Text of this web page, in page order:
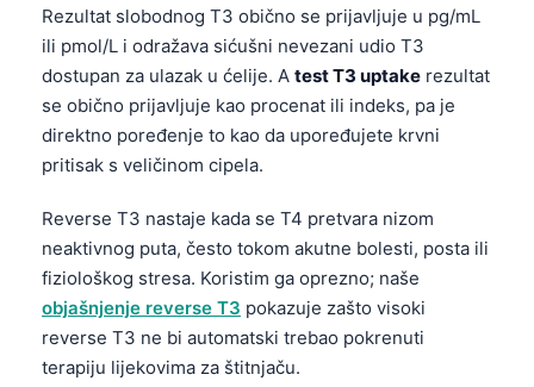
Rezultat slobodnog T3 obično se prijavljuje u pg/mL
ili pmol/L i odražava sićušni nevezani udio T3
dostupan za ulazak u ćelije. A test T3 uptake rezultat
se obično prijavljuje kao procenat ili indeks, pa je
direktno poređenje to kao da upoređujete krvni
pritisak s veličinom cipela.
Reverse T3 nastaje kada se T4 pretvara nizom
neaktivnog puta, često tokom akutne bolesti, posta ili
fiziološkog stresa. Koristim ga oprezno; naše
objašnjenje reverse T3 pokazuje zašto visoki
reverse T3 ne bi automatski trebao pokrenuti
terapiju lijekovima za štitnjaču.